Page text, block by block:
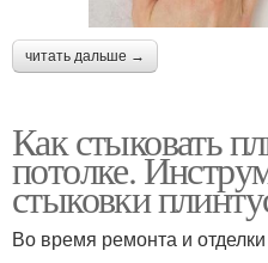
читать дальше →
Как стыковать
потолке.
стыковки
Во время ремонта и